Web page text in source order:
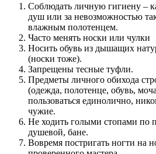
Соблюдать личную гигиену –
душ или за невозможностью
влажным полотенцем.
Часто менять носки или чулки
Носить обувь из дышащих
(носки тоже).
Запрещены тесные туфли.
Предметы личного обихода
(одежда, полотенце, обувь,
пользоваться единолично,
чужие.
Не ходить голыми стопами по
душевой, бане.
Вовремя постригать ногти на